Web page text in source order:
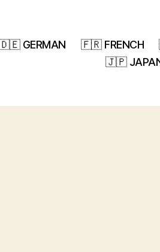
GERMAN 🇫🇷 FRENCH
🇯🇵